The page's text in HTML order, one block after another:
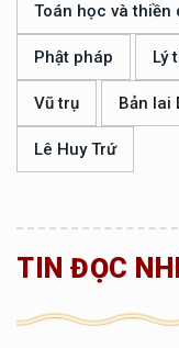
Toán học và thiền
Phật pháp Lý
Vũ trụ Bản lai
Lê Huy Trứ
TIN ĐỌC